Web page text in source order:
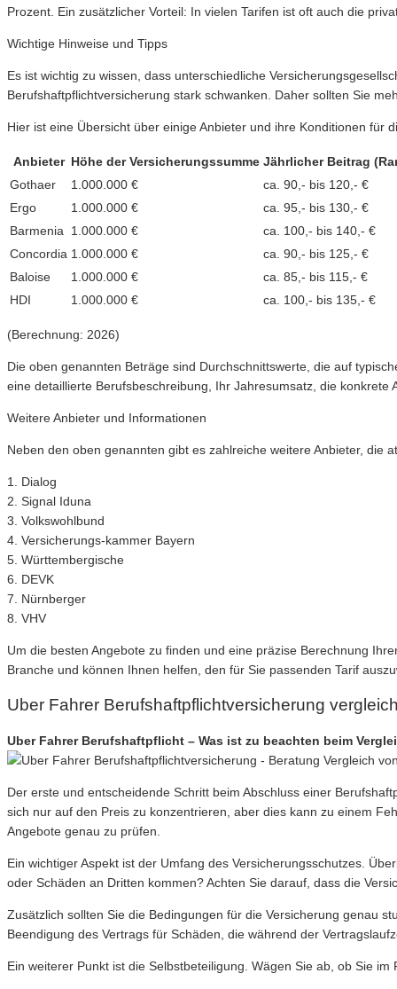
Prozent. Ein zusätzlicher Vorteil: In vielen Tarifen ist oft auch die
Wichtige Hinweise und Tipps
Es ist wichtig zu wissen, dass unterschiedliche
Berufshaftpflichtversicherung stark schwanken. Daher sollten Sie
Hier ist eine Übersicht über einige Anbieter und ihre Konditionen für
Anbieter Höhe der Versicherungssumme Jährlicher Beitrag
Gothaer
1.000.000 €
ca. 90,- bis 120,- €
Ergo
1.000.000 €
ca. 95,- bis 130,- €
Barmenia 1.000.000 €
ca. 100,- bis 140,- €
Concordia 1.000.000 €
ca. 90,- bis 125,- €
Baloise
1.000.000 €
ca. 85,- bis 115,- €
HDI
1.000.000 € ca. 100,- bis 135,- €
(Berechnung: 2026)
Die oben genannten Beträge sind Durchschnittswerte, die auf
eine detaillierte Berufsbeschreibung, Ihr Jahresumsatz, die
Weitere Anbieter und Informationen
Neben den oben genannten gibt es zahlreiche weitere Anbieter, die
1. Dialog
2. Signal Iduna
3. Volkswohlbund
4. Versicherungs-kammer Bayern
5. Württembergische
6. DEVK
7. Nürnberger
8. VHV
Um die besten Angebote zu finden und eine präzise Berechnung
Branche und können Ihnen helfen, den für Sie passenden Tarif
Uber Fahrer Berufshaftpflichtversicherung
Uber Fahrer Berufshaftpflicht – Was ist zu beachten beim
Vergleich
Der erste und entscheidende Schritt beim Abschluss einer
sich nur auf den Preis zu konzentrieren, aber dies kann zu einem
Angebote genau zu prüfen.
Ein wichtiger Aspekt ist der Umfang des Versicherungsschutzes.
oder Schäden an Dritten kommen? Achten Sie darauf, dass die
Zusätzlich sollten Sie die Bedingungen für die Versicherung genau
Beendigung des Vertrags für Schäden, die während der
Ein weiterer Punkt ist die Selbstbeteiligung. Wägen Sie ab, ob Sie